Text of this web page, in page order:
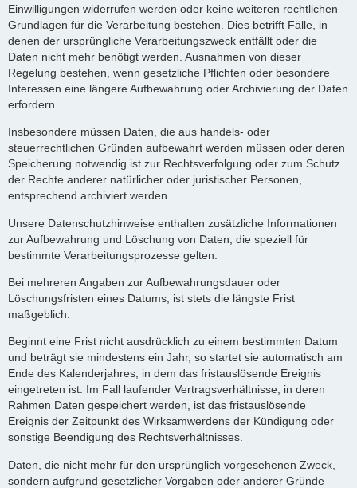
Einwilligungen widerrufen werden oder keine weiteren rechtlichen
Grundlagen für die Verarbeitung bestehen. Dies betrifft Fälle, in
denen der ursprüngliche Verarbeitungszweck entfällt oder die
Daten nicht mehr benötigt werden. Ausnahmen von dieser
Regelung bestehen, wenn gesetzliche Pflichten oder besondere
Interessen eine längere Aufbewahrung oder Archivierung der Daten
erfordern.
Insbesondere müssen Daten, die aus handels- oder
steuerrechtlichen Gründen aufbewahrt werden müssen oder deren
Speicherung notwendig ist zur Rechtsverfolgung oder zum Schutz
der Rechte anderer natürlicher oder juristischer Personen,
entsprechend archiviert werden.
Unsere Datenschutzhinweise enthalten zusätzliche Informationen
zur Aufbewahrung und Löschung von Daten, die speziell für
bestimmte Verarbeitungsprozesse gelten.
Bei mehreren Angaben zur Aufbewahrungsdauer oder
Löschungsfristen eines Datums, ist stets die längste Frist
maßgeblich.
Beginnt eine Frist nicht ausdrücklich zu einem bestimmten Datum
und beträgt sie mindestens ein Jahr, so startet sie automatisch am
Ende des Kalenderjahres, in dem das fristauslösende Ereignis
eingetreten ist. Im Fall laufender Vertragsverhältnisse, in deren
Rahmen Daten gespeichert werden, ist das fristauslösende
Ereignis der Zeitpunkt des Wirksamwerdens der Kündigung oder
sonstige Beendigung des Rechtsverhältnisses.
Daten, die nicht mehr für den ursprünglich vorgesehenen Zweck,
sondern aufgrund gesetzlicher Vorgaben oder anderer Gründe